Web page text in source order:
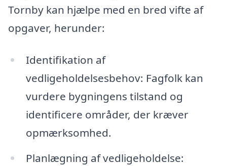
Tornby kan hjælpe med en bred vifte af
opgaver, herunder:
Identifikation af
vedligeholdelsesbehov: Fagfolk kan
vurdere bygningens tilstand og
identificere områder, der kræver
opmærksomhed.
Planlægning af vedligeholdelse: